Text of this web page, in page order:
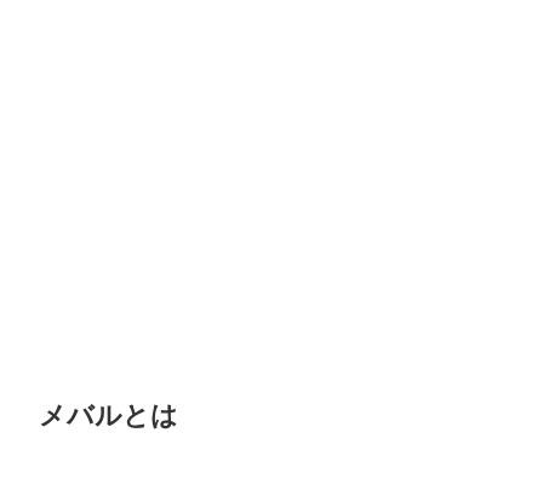
メバルとは